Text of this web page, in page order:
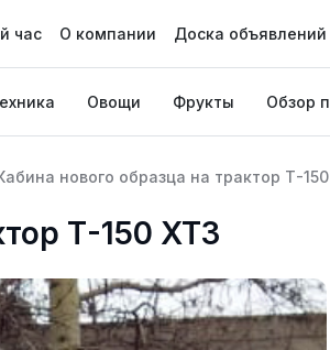
час О компании Доска объявлений
Овощи Фрукты Обзор
нового образца на трактор Т-
Т-150 ХТЗ